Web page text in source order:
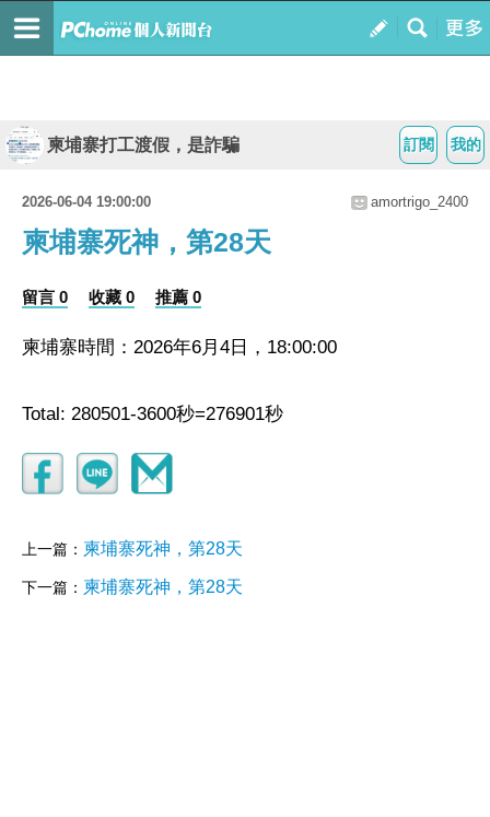
我的
訂閱
柬埔寨打工渡假，是詐騙
2026-06-04 19:00:00 amortrigo_2400
柬埔寨死神，第28天
留言 0 收藏 0 推薦 0
柬埔寨時間：2026年6月4日，18:00:00
Total: 280501-3600秒=276901秒
上一篇： 柬埔寨死神，第28天
下一篇： 柬埔寨死神，第28天